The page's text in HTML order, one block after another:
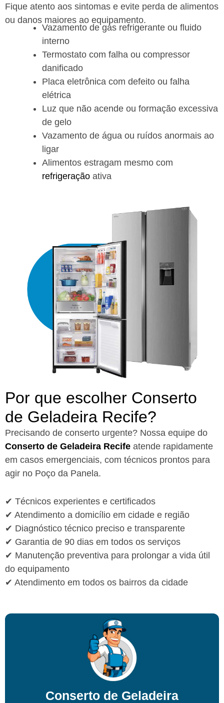
Fique atento aos sintomas e evite perda de alimentos
ou danos maiores ao equipamento.
Vazamento de gás refrigerante ou fluido
interno
Termostato com falha ou compressor
danificado
Placa eletrônica com defeito ou falha
elétrica
Luz que não acende ou formação excessiva
de gelo
Vazamento de água ou ruídos anormais ao
ligar
Alimentos estragam mesmo com
refrigeração ativa
Por que escolher Conserto
de Geladeira Recife?​
Precisando de conserto urgente? Nossa equipe do
Conserto de Geladeira Recife atende rapidamente
em casos emergenciais, com técnicos prontos para
agir no Poço da Panela.
✔ Técnicos experientes e certificados
✔ Atendimento a domicílio em cidade e região
✔ Diagnóstico técnico preciso e transparente
✔ Garantia de 90 dias em todos os serviços
✔ Manutenção preventiva para prolongar a vida útil
do equipamento
✔ Atendimento em todos os bairros da cidade
Conserto de Geladeira